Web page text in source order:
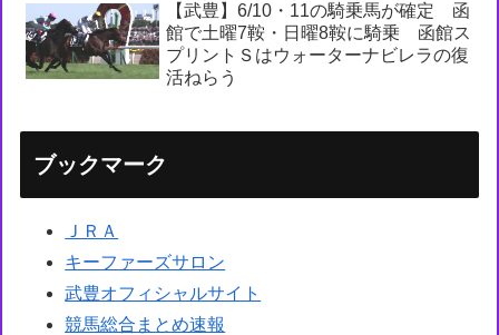
【武豊】6/10・11の騎乗馬が確定 函
館で土曜7鞍・日曜8鞍に騎乗 函館ス
プリントＳはウォーターナビレラの復
活ねらう
ブックマーク
ＪＲＡ
キーファーズサロン
武豊オフィシャルサイト
競馬総合まとめ速報